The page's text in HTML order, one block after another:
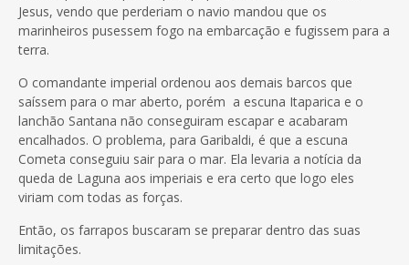
Jesus, vendo que perderiam o navio mandou que os
marinheiros pusessem fogo na embarcação e fugissem para a
terra.
O comandante imperial ordenou aos demais barcos que
saíssem para o mar aberto, porém a escuna Itaparica e o
lanchão Santana não conseguiram escapar e acabaram
encalhados. O problema, para Garibaldi, é que a escuna
Cometa conseguiu sair para o mar. Ela levaria a notícia da
queda de Laguna aos imperiais e era certo que logo eles
viriam com todas as forças.
Então, os farrapos buscaram se preparar dentro das suas
limitações.